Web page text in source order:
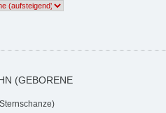
(GEBORENE